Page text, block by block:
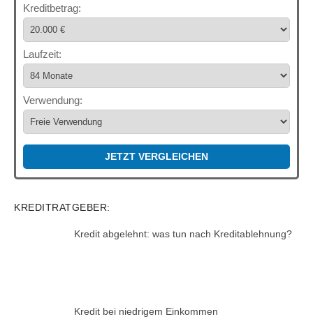
Kreditbetrag:
Laufzeit:
Verwendung:
JETZT VERGLEICHEN
KREDITRATGEBER:
Kredit abgelehnt: was tun nach Kreditablehnung?
Kredit bei niedrigem Einkommen